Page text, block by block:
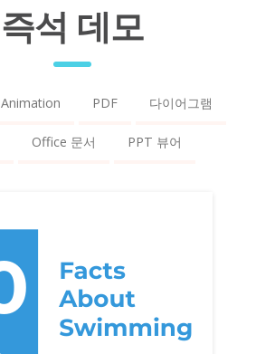
즉석 데모
Animation PDF 다이어그램
Office 문서 PPT 뷰어